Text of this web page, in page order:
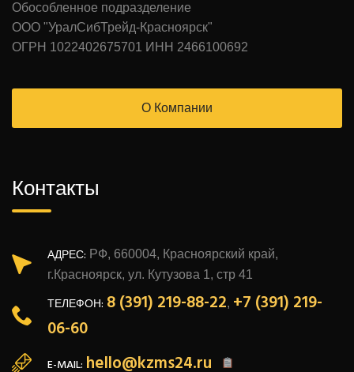
Обособленное подразделение
ООО "УралСибТрейд-Красноярск"
ОГРН 1022402675701 ИНН 2466100692
О Компании
Контакты
АДРЕС: РФ, 660004, Красноярский край,
г.Красноярск, ул. Кутузова 1, стр 41
ТЕЛЕФОН: 8 (391) 219-88-22, +7 (391) 219-
06-60
E-MAIL: hello@kzms24.ru